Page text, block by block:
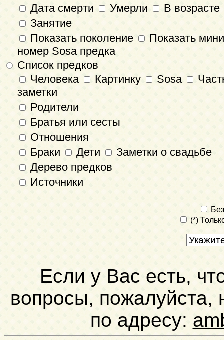
Дата смерти
Умерли
В возрасте
Занятие
Показать поколение
Показать
номер Sosa предка
Список предков
Человека
Картинку Sosa
заметки
Родители
Братья или сесты
Отношения
Браки
Дети
Заметки о свадьбе
Дерево предков
Источники
(*)
Если у Вас есть,
вопросы, пожалуйста,
по адресу: